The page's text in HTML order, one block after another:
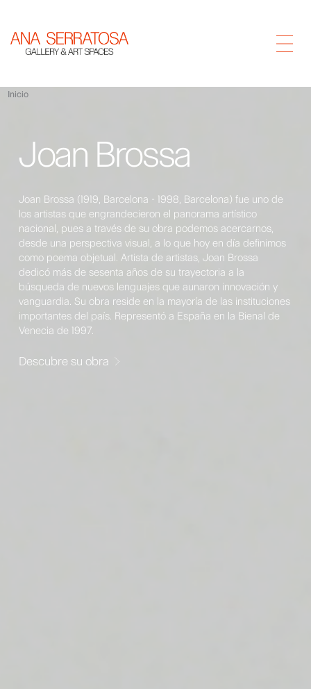
Inicio
Joan Brossa
Joan Brossa (1919, Barcelona - 1998, Barcelona) fue uno de
los artistas que engrandecieron el panorama artístico
nacional, pues a través de su obra podemos acercarnos,
desde una perspectiva visual, a lo que hoy en día definimos
como poema objetual. Artista de artistas, Joan Brossa
dedicó más de sesenta años de su trayectoria a la
búsqueda de nuevos lenguajes que aunaron innovación y
vanguardia. Su obra reside en la mayoría de las instituciones
importantes del país. Representó a España en la Bienal de
Venecia de 1997.
Descubre su obra